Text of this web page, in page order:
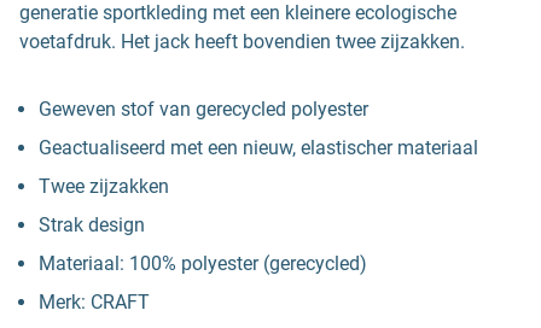
generatie sportkleding met een kleinere ecologische
voetafdruk. Het jack heeft bovendien twee zijzakken.
Geweven stof van gerecycled polyester
Geactualiseerd met een nieuw, elastischer materiaal
Twee zijzakken
Strak design
Materiaal: 100% polyester (gerecycled)
Merk: CRAFT